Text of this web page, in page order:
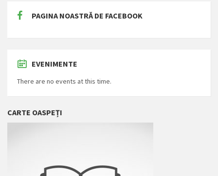
PAGINA NOASTRĂ DE FACEBOOK
EVENIMENTE
There are no events at this time.
CARTE OASPEȚI